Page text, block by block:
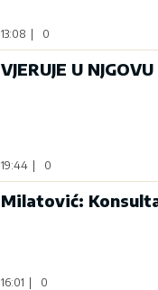
13:08 0
VJERUJE U
19:44 | 0
Milatović:
16:01 | 0